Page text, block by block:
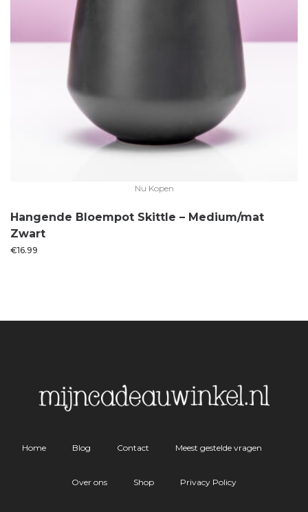
Nu Kopen
Hangende Bloempot Skittle – Medium/mat
Zwart
€16.99
Home Blog Contact Meest gestelde vragen
Over ons Shop Privacy Policy